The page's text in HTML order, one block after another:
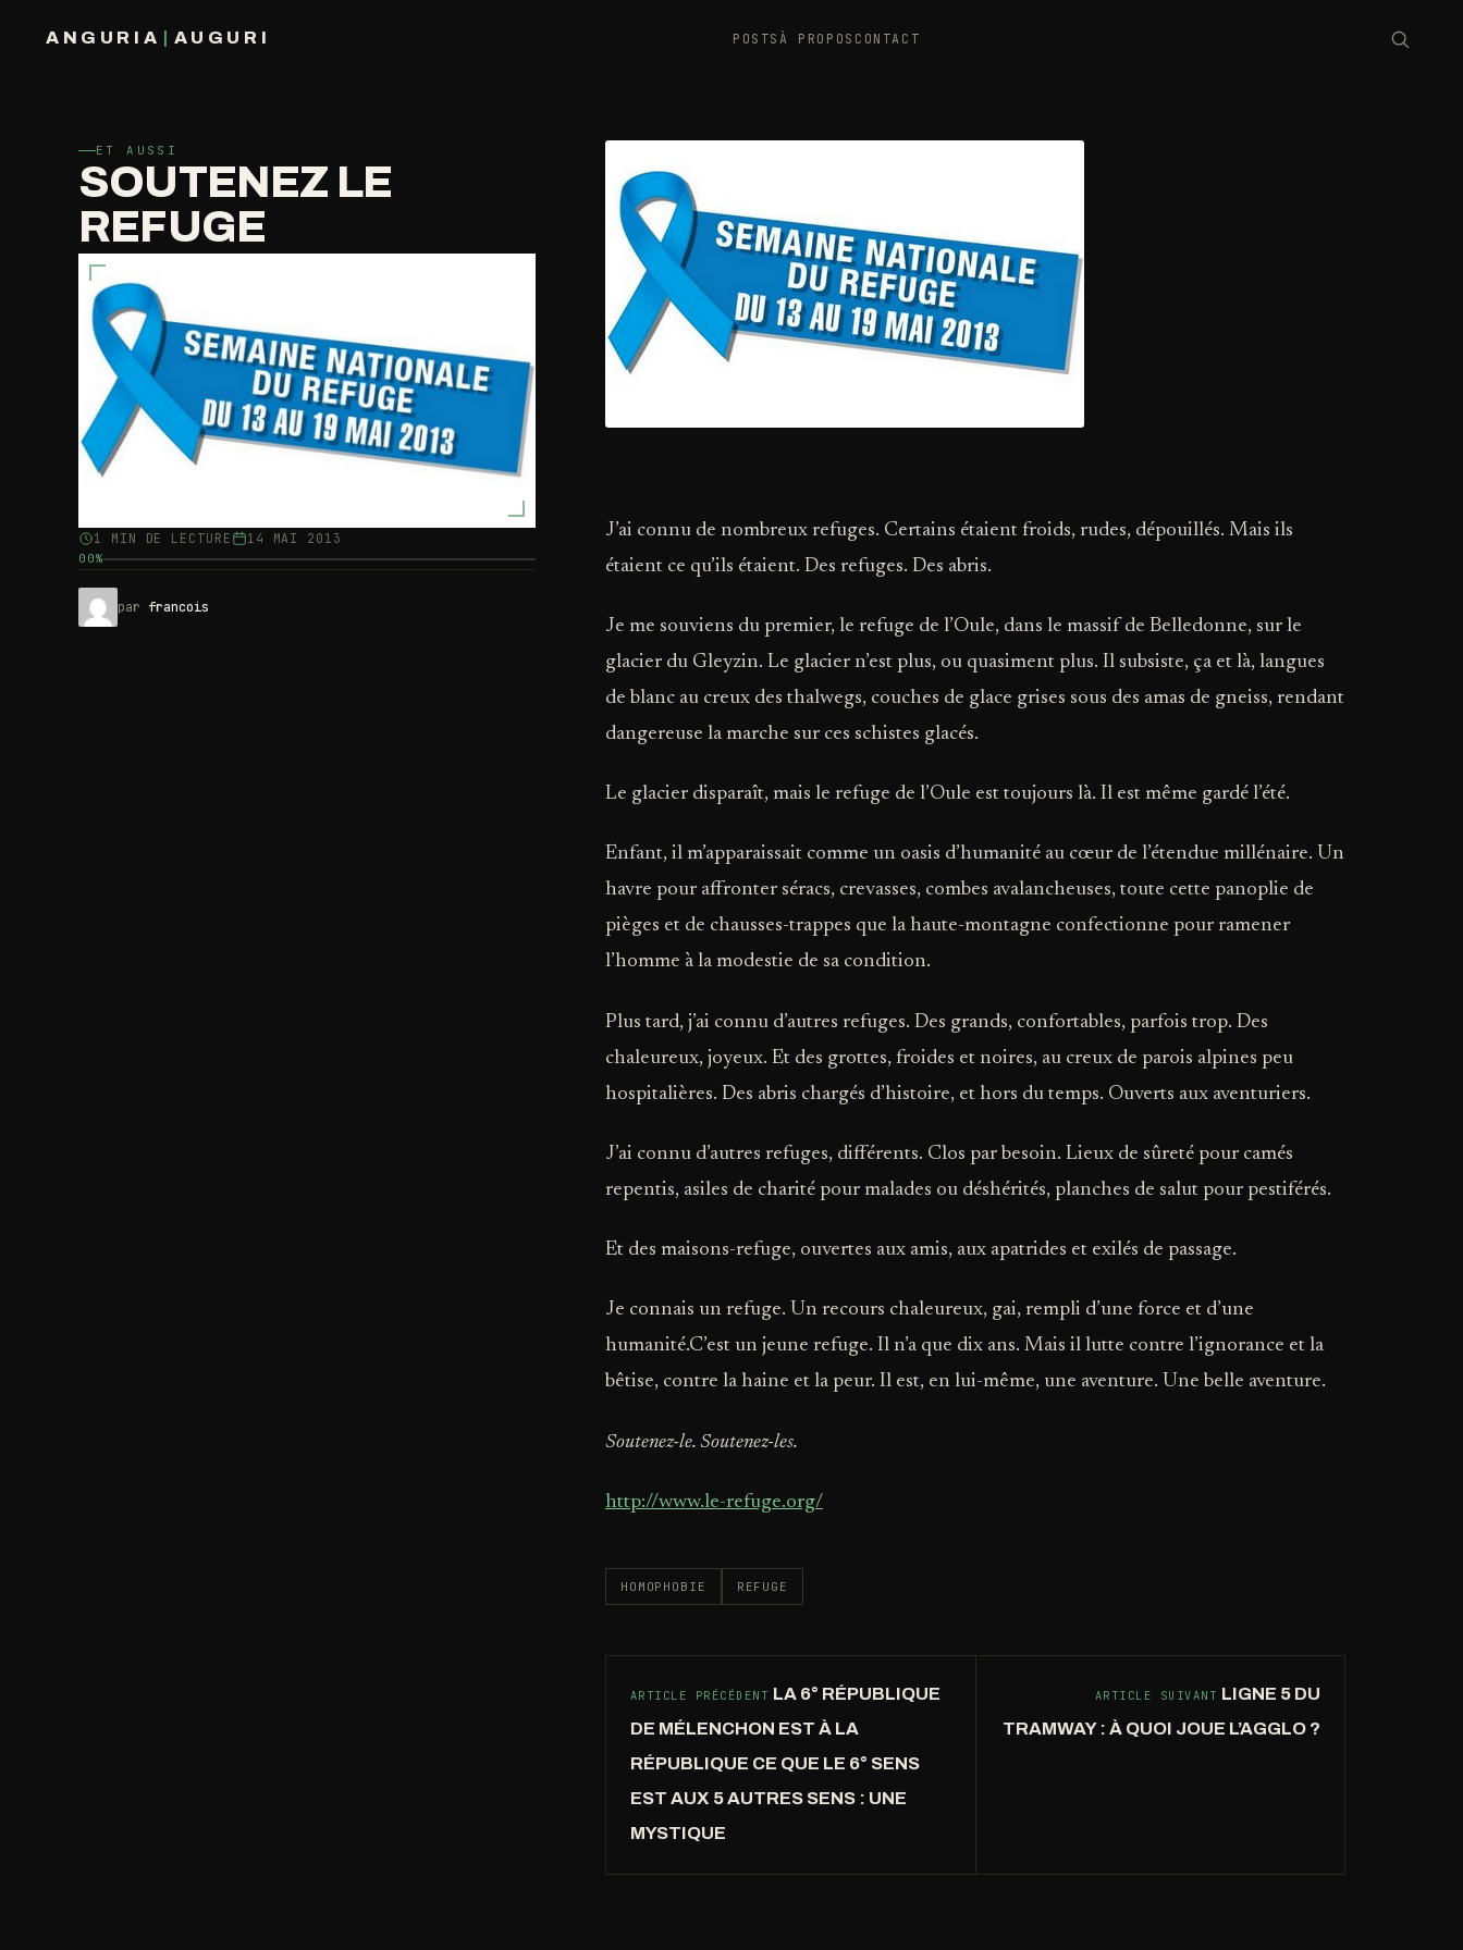
ANGURIA AUGURI POSTSÀ PROPOS CONTACT
ET AUSSI
SOUTENEZ LE
REFUGE
1 MIN DE LECTURE 14 MAI 2013
00%
par francois
J’ai connu de nombreux refuges. Certains étaient froids, rudes, dépouillés. Mais ils
étaient ce qu’ils étaient. Des refuges. Des abris.
Je me souviens du premier, le refuge de l’Oule, dans le massif de Belledonne, sur le
glacier du Gleyzin. Le glacier n’est plus, ou quasiment plus. Il subsiste, ça et là, langues
de blanc au creux des thalwegs, couches de glace grises sous des amas de gneiss, rendant
dangereuse la marche sur ces schistes glacés.
Le glacier disparaît, mais le refuge de l’Oule est toujours là. Il est même gardé l’été.
Enfant, il m’apparaissait comme un oasis d’humanité au cœur de l’étendue millénaire. Un
havre pour affronter séracs, crevasses, combes avalancheuses, toute cette panoplie de
pièges et de chausses-trappes que la haute-montagne confectionne pour ramener
l’homme à la modestie de sa condition.
Plus tard, j’ai connu d’autres refuges. Des grands, confortables, parfois trop. Des
chaleureux, joyeux. Et des grottes, froides et noires, au creux de parois alpines peu
hospitalières. Des abris chargés d’histoire, et hors du temps. Ouverts aux aventuriers.
J’ai connu d’autres refuges, différents. Clos par besoin. Lieux de sûreté pour camés
repentis, asiles de charité pour malades ou déshérités, planches de salut pour pestiférés.
Et des maisons-refuge, ouvertes aux amis, aux apatrides et exilés de passage.
Je connais un refuge. Un recours chaleureux, gai, rempli d’une force et d’une
humanité.C’est un jeune refuge. Il n’a que dix ans. Mais il lutte contre l’ignorance et la
bêtise, contre la haine et la peur. Il est, en lui-même, une aventure. Une belle aventure.
Soutenez-le. Soutenez-les.
http://www.le-refuge.org/
HOMOPHOBIE REFUGE
ARTICLE PRÉCÉDENT LA 6° RÉPUBLIQUE
DE MÉLENCHON EST À LA
RÉPUBLIQUE CE QUE LE 6° SENS
EST AUX 5 AUTRES SENS : UNE
MYSTIQUE
ARTICLE SUIVANT LIGNE 5 DU
TRAMWAY : À QUOI JOUE L’AGGLO ?